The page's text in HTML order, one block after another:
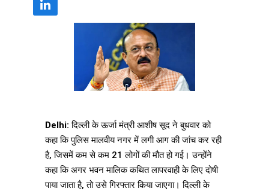
Delhi:दिल्ली के ऊर्जा मंत्री आशीष सूद ने बुधवार को
कहा कि पुलिस मालवीय नगर में लगी आग की जांच कर रही
है, जिसमें कम से कम 21 लोगों की मौत हो गई। उन्होंने
कहा कि अगर भवन मालिक कथित लापरवाही के लिए दोषी
पाया जाता है, तो उसे गिरफ्तार किया जाएगा। दिल्ली के